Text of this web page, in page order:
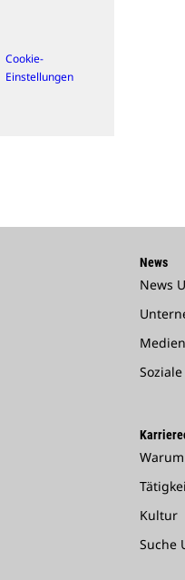
Cookie-
Einstellungen
News
News
Kultur
Suche